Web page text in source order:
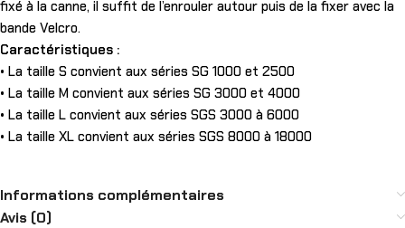
fixé à la canne, il suffit de l’enrouler autour puis de la fixer avec la
bande Velcro.
Caractéristiques :
• La taille S convient aux séries SG 1000 et 2500
• La taille M convient aux séries SG 3000 et 4000
• La taille L convient aux séries SGS 3000 à 6000
• La taille XL convient aux séries SGS 8000 à 18000
Informations complémentaires
Avis (0)